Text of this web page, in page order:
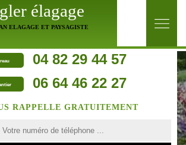
élagage
ELAGAGE ET PAYSAGISTE
04 82 29 44 57
06 64 46 22 27
RAPPELLE GRATUITEMENT